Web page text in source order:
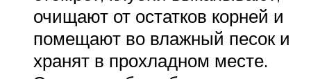
очищают от остатков корней и
помещают во влажный песок и
хранят в прохладном месте.